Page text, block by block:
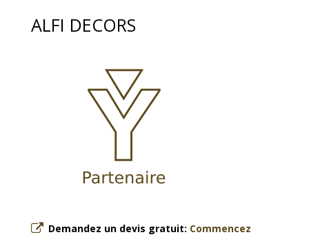
ALFI DECORS
Demandez un devis gratuit: Commencez